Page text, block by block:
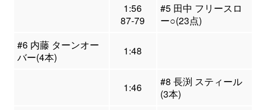
1:56
87-79
#5 田中 フリースロ
ー○(23点)
#6 内藤 ターンオー
バー(4本)
1:48
1:46
#8 長渕 スティール
(3本)